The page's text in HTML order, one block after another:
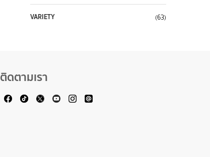
VARIETY (63)
ติดตามเรา